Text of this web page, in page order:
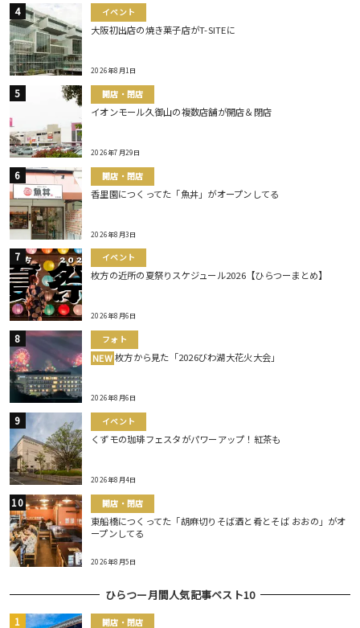
イベント
大阪初出店の焼き菓子店がT-SITEに
2026年8月1日
開店・閉店
イオンモール久御山の複数店舗が開店＆閉店
2026年7月29日
開店・閉店
香里園につくってた「魚丼」がオープンしてる
2026年8月3日
イベント
枚方の近所の夏祭りスケジュール2026【ひらつーまとめ】
2026年8月6日
フォト
NEW 枚方から見た「2026びわ湖大花火大会」
2026年8月6日
イベント
くずモの珈琲フェスタがパワーアップ！紅茶も
2026年8月4日
開店・閉店
東船橋につくってた「胡麻切りそば酒と肴とそば おおの」がオ
ープンしてる
2026年8月5日
ひらつー月間人気記事ベスト10
開店・閉店